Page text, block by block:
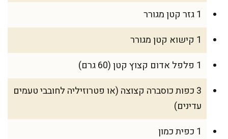
1 גזר קטן מגורר
1 קישוא קטן מגורר
1 פלפל אדום קצוץ קטן (60 גרם)
3 כפות כוסברה קצוצה (או פטרוזיליה לחובבי טעמים
עדינים)
1 כפית כמון